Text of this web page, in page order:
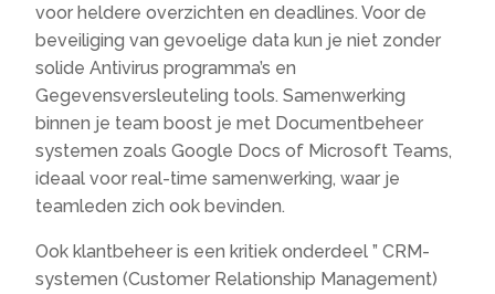
voor heldere overzichten en deadlines. Voor de
beveiliging van gevoelige data kun je niet zonder
solide Antivirus programma’s en
Gegevensversleuteling tools. Samenwerking
binnen je team boost je met Documentbeheer
systemen zoals Google Docs of Microsoft Teams,
ideaal voor real-time samenwerking, waar je
teamleden zich ook bevinden.
Ook klantbeheer is een kritiek onderdeel ” CRM-
systemen (Customer Relationship Management)